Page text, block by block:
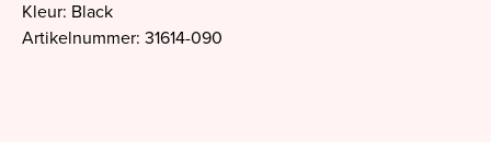
Kleur: Black
Artikelnummer: 31614-090